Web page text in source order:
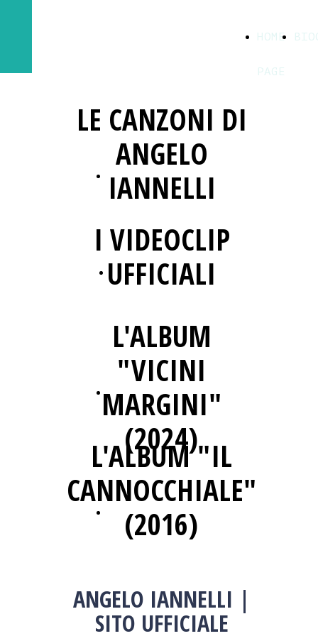
HOME
PAGE
ANGELO IANNELLI |
SITO UFFICIALE
LE CANZONI DI
ANGELO
IANNELLI
ASCOLTA SU SPOTIFY
I VIDEOCLIP
UFFICIALI
GUARDA SU YOUTUBE
L'ALBUM
"VICINI
MARGINI"
(2024)
ASCOLTA SU YOUTUBE
L'ALBUM "IL
CANNOCCHIALE"
(2016)
ASCOLTA SU YOUTUBE